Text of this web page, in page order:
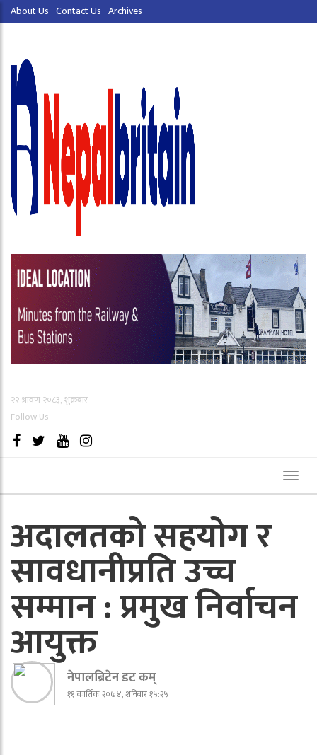
About Us Contact Us Archives
२२ श्रावण २०८३, शुक्रबार
Follow Us
अदालतको सहयोग र
सावधानीप्रति उच्च
सम्मान : प्रमुख निर्वाचन
आयुक्त
नेपालब्रिटेन डट कम्
११ कार्तिक २०७४, शनिबार १५:२५